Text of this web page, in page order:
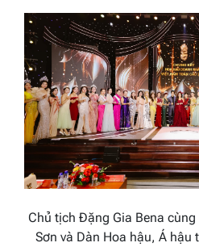
Chủ tịch Đặng Gia Bena
Sơn và Dàn Hoa hậu, Á hậu